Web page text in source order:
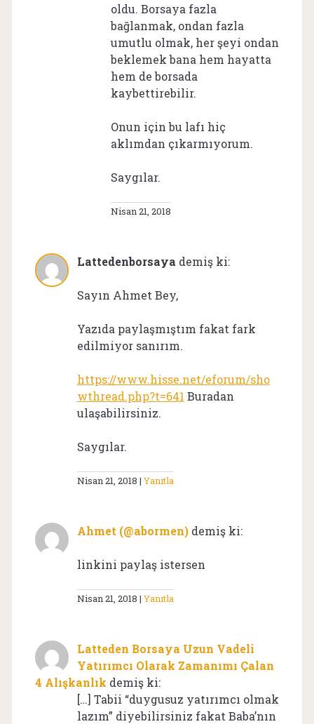
oldu. Borsaya fazla
bağlanmak, ondan fazla
umutlu olmak, her şeyi ondan
beklemek bana hem hayatta
hem de borsada
kaybettirebilir.
Onun için bu lafı hiç
aklımdan çıkarmıyorum.
Saygılar.
Nisan 21, 2018
Lattedenborsaya demiş ki:
Sayın Ahmet Bey,
Yazıda paylaşmıştım fakat fark
edilmiyor sanırım.
https://www.hisse.net/eforum/sho
wthread.php?t=641 Buradan
ulaşabilirsiniz.
Saygılar.
Nisan 21, 2018 Yanıtla
Ahmet (@abormen) demiş ki:
linkini paylaş istersen
Nisan 21, 2018 Yanıtla
Latteden Borsaya Uzun Vadeli
Yatırımcı Olarak Zamanımı Çalan
4 Alışkanlık demiş ki:
[…] Tabii “duygusuz yatırımcı olmak
lazım” diyebilirsiniz fakat Baba’nın